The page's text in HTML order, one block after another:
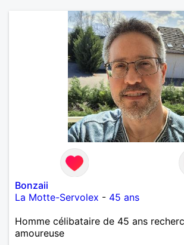
Bonzaii
La Motte-Servolex - 45 ans
Homme célibataire de 45 ans
amoureuse